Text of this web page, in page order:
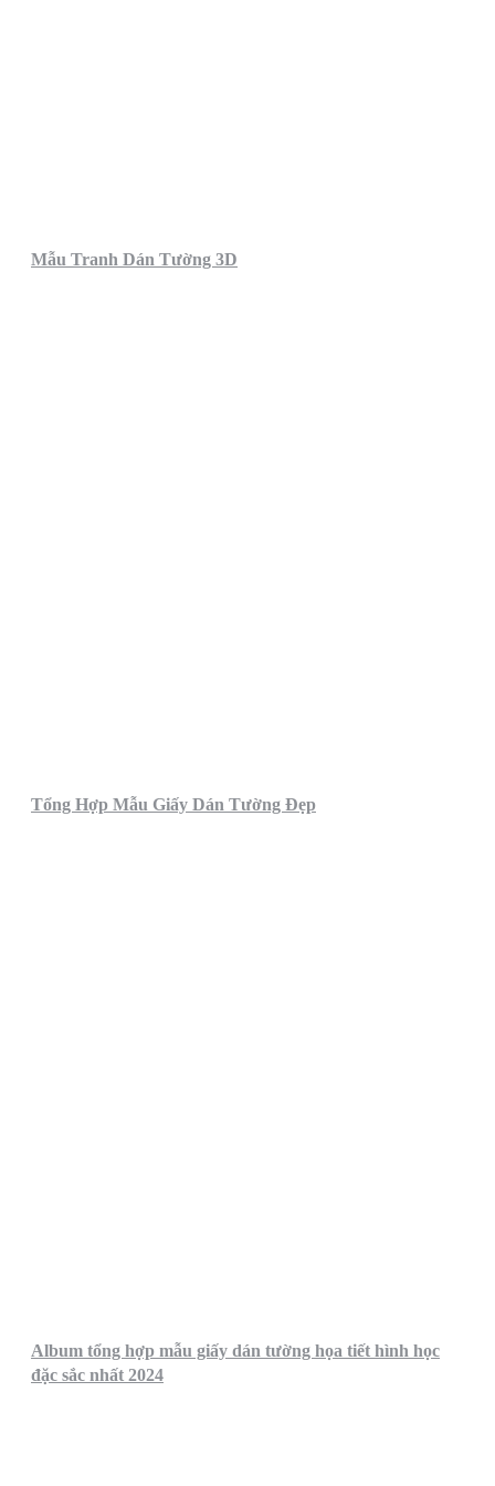
Mẫu Tranh Dán Tường 3D
Tổng Hợp Mẫu Giấy Dán Tường Đẹp
Album tổng hợp mẫu giấy dán tường họa tiết hình học
đặc sắc nhất 2024